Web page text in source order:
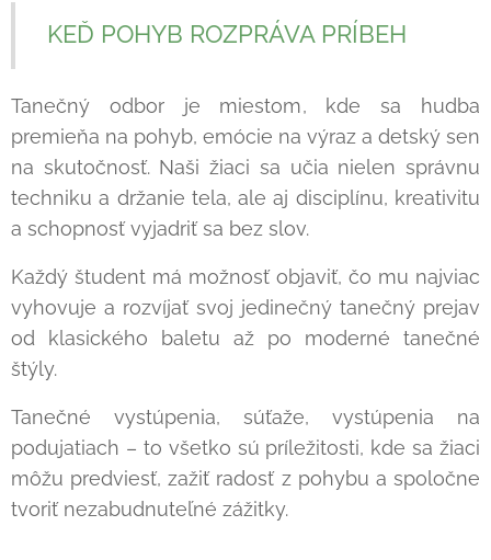
KEĎ POHYB ROZPRÁVA PRÍBEH
Tanečný odbor je miestom, kde sa hudba
premieňa na pohyb, emócie na výraz a detský sen
na skutočnosť. Naši žiaci sa učia nielen správnu
techniku a držanie tela, ale aj disciplínu, kreativitu
a schopnosť vyjadriť sa bez slov.
Každý študent má možnosť objaviť, čo mu najviac
vyhovuje a rozvíjať svoj jedinečný tanečný prejav
od klasického baletu až po moderné tanečné
štýly.
Tanečné vystúpenia, súťaže, vystúpenia na
podujatiach – to všetko sú príležitosti, kde sa žiaci
môžu predviesť, zažiť radosť z pohybu a spoločne
tvoriť nezabudnuteľné zážitky.